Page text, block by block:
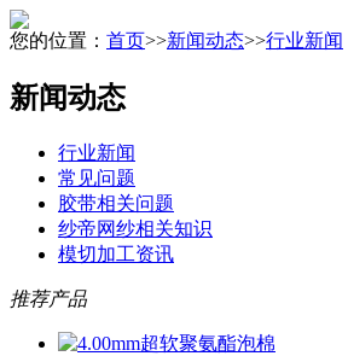
您的位置： 首页>>新闻动态>>行业新闻
新闻动态
行业新闻
常见问题
胶带相关问题
纱帝网纱相关知识
模切加工资讯
推荐产品